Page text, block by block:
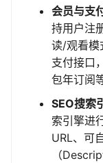
会员与支
持用户注
读/观看模
支付接口
包年订阅
SEO搜索
索引擎进
URL、可
（